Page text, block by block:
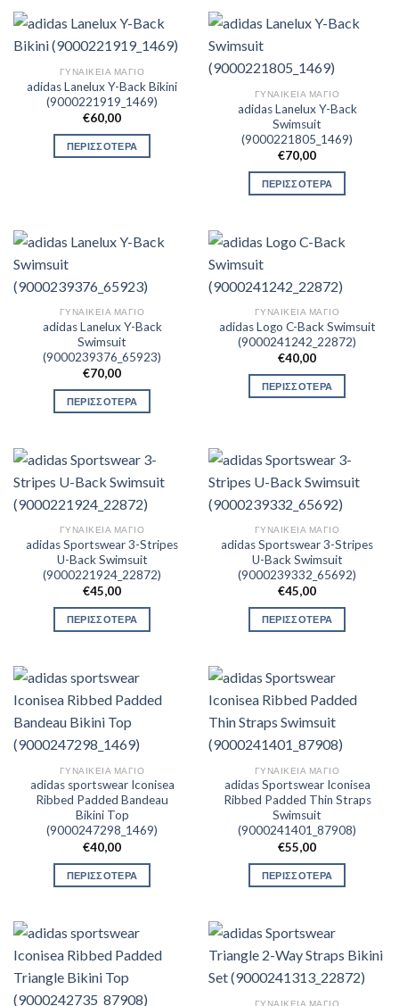
ΓΥΝΑΙΚΕΊΑ ΜΑΓΙΌ
adidas Lanelux Y-Back Bikini
(9000221919_1469)
€60,00
ΠΕΡΙΣΣΟΤΕΡΑ
ΓΥΝΑΙΚΕΊΑ ΜΑΓΙΌ
adidas Lanelux Y-Back
Swimsuit
(9000221805_1469)
€70,00
ΠΕΡΙΣΣΟΤΕΡΑ
ΓΥΝΑΙΚΕΊΑ ΜΑΓΙΌ
adidas Lanelux Y-Back
Swimsuit
(9000239376_65923)
€70,00
ΠΕΡΙΣΣΟΤΕΡΑ
ΓΥΝΑΙΚΕΊΑ ΜΑΓΙΌ
adidas Logo C-Back Swimsuit
(9000241242_22872)
€40,00
ΠΕΡΙΣΣΟΤΕΡΑ
ΓΥΝΑΙΚΕΊΑ ΜΑΓΙΌ
adidas Sportswear 3-Stripes
U-Back Swimsuit
(9000221924_22872)
€45,00
ΠΕΡΙΣΣΟΤΕΡΑ
ΓΥΝΑΙΚΕΊΑ ΜΑΓΙΌ
adidas Sportswear 3-Stripes
U-Back Swimsuit
(9000239332_65692)
€45,00
ΠΕΡΙΣΣΟΤΕΡΑ
ΓΥΝΑΙΚΕΊΑ ΜΑΓΙΌ
adidas sportswear Iconisea
Ribbed Padded Bandeau
Bikini Top
(9000247298_1469)
€40,00
ΠΕΡΙΣΣΟΤΕΡΑ
ΓΥΝΑΙΚΕΊΑ ΜΑΓΙΌ
adidas Sportswear Iconisea
Ribbed Padded Thin Straps
Swimsuit
(9000241401_87908)
€55,00
ΠΕΡΙΣΣΟΤΕΡΑ
ΓΥΝΑΙΚΕΊΑ ΜΑΓΙΌ